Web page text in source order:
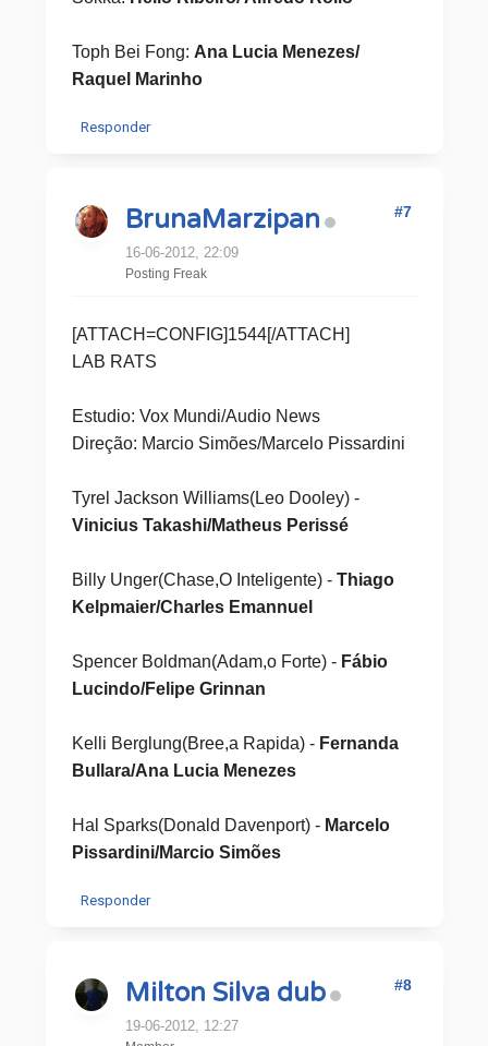
Toph Bei Fong: Ana Lucia Menezes/
Raquel Marinho
Responder
BrunaMarzipan
16-06-2012, 22:09
Posting Freak
#7
[ATTACH=CONFIG]1544[/ATTACH]
LAB RATS
Estudio: Vox Mundi/Audio News
Direção: Marcio Simões/Marcelo Pissardini
Tyrel Jackson Williams(Leo Dooley) -
Vinicius Takashi/Matheus Perissé
Billy Unger(Chase,O Inteligente) - Thiago
Kelpmaier/Charles Emannuel
Spencer Boldman(Adam,o Forte) - Fábio
Lucindo/Felipe Grinnan
Kelli Berglung(Bree,a Rapida) - Fernanda
Bullara/Ana Lucia Menezes
Hal Sparks(Donald Davenport) - Marcelo
Pissardini/Marcio Simões
Responder
Milton Silva dub
19-06-2012, 12:27
#8